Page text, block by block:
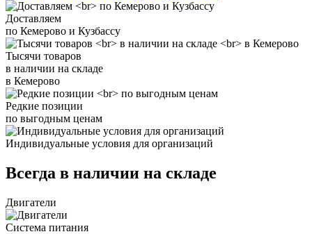
Доставляем
по Кемерово и Кузбассу
Тысячи товаров
в наличии на складе
в Кемерово
Редкие позиции
по выгодным ценам
Индивидуальные условия для организаций
Всегда в наличии на складе
Двигатели
Система питания